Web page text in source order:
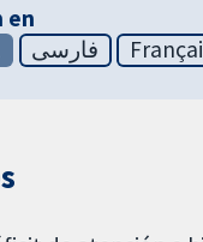
en
فارسی